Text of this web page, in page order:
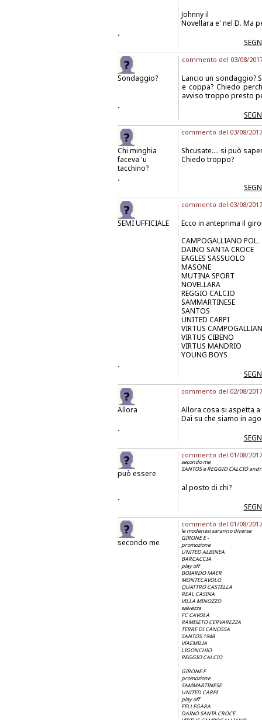
Johnny il
Novellara e' nel D. Ma
.
Sondaggio?
commento del 03/08/
Lancio un sondaggio?
e coppa? Chiedo
avviso troppo presto
.
Chi minghia
faceva 'u
tacchino?
commento del 03/08/
Shcusate.... si può
Chiedo troppo?
.
SEMI UFFICIALE
commento del 03/08/
Ecco in anteprima il
CAMPOGALLIANO POL.
DAINO SANTA CROCE
EAGLES SASSUOLO
MASONE
MUTINA SPORT
NOVELLARA
REGGIO CALCIO
SAMMARTINESE
SANTOS
UNITED CARPI
VIRTUS
VIRTUS CIBENO
VIRTUS MANDRIO
YOUNG BOYS
.
Allora
commento del 02/08/
Allora cosa si aspetta
Dai su che siamo in
.
può essere
commento del 01/08/
secondo me
SANTOS e REGGIO CALCIO
al posto di chi?
.
secondo me
commento del 01/08/
le modenesi saranno diverse
GIRONE E -
promozione
UNITED ALBINEA
BARCACCIA
play off
BOIARDO MAER
MONTECAVOLO
QUATTRO CASTELLA
REAL CASINA
VILLA MINOZZO
salvezza
FC CAVOLA
RAMISETO CERVAREZZA
TERRE DI CANOSSA
SANTOS 1948
VIAEMILIA
LIGONCHIO
REGGIO CALCIO
GIRONE F
promozione
SAMMARTINESE
UNITED CARPI
play off
FELLEGARA
DAINO SANTA CROCE